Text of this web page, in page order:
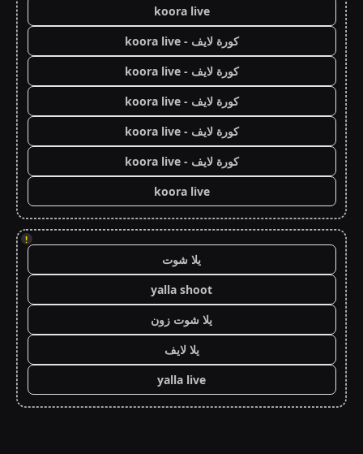
koora live
كورة لايف - koora live
كورة لايف - koora live
كورة لايف - koora live
كورة لايف - koora live
كورة لايف - koora live
koora live
!
يلا شوت
yalla shoot
يلا شوت زون
يلا لايف
yalla live